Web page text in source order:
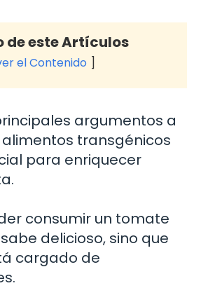
de este Artículos
el Contenido
argumentos a
transgénicos
para enriquecer
consumir un tomate
delicioso, sino que
cargado de